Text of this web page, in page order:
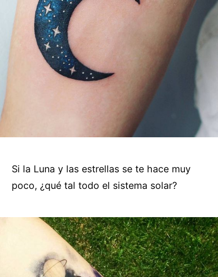
Si la Luna y las estrellas se te hace muy
poco, ¿qué tal todo el sistema solar?